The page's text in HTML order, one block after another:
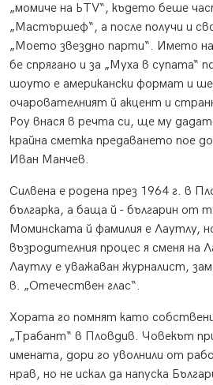
„момиче на ЬТV“, където беше
„Мастършеф“, а после получи и
„Моето звездно парти“. Името на
бе спрягано и за „Муха в супата“
шоуто е американски формат и
очарователният й акцент и
Роу внася в речта си, ще му
крайна сметка предаването пое
Иван Манчев.
Силвена е родена през 1964 г. в
българка, а баща й - българин от
Моминската й фамилия е Лаутлу,
възродителния процес я сменя на
Лаутлу е уважаван журналист,
в. „Отечествен глас“.
Хората го помнят като
„Трабант“ в Пловдив. Човекът
имената, дори го уволнили от
нрав, но не искал да напуска